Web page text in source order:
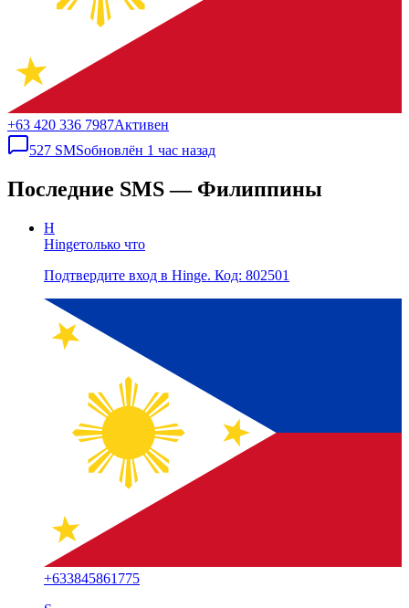
+63 420 336 7987Активен
527 SMSобновлён 1 час назад
Последние SMS — Филиппины
H
Hingeтолько что
Подтвердите вход в Hinge. Код: 802501
+633845861775